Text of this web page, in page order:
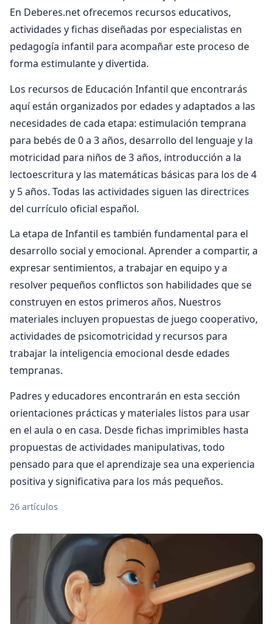
En Deberes.net ofrecemos recursos educativos,
actividades y fichas diseñadas por especialistas en
pedagogía infantil para acompañar este proceso de
forma estimulante y divertida.
Los recursos de Educación Infantil que encontrarás
aquí están organizados por edades y adaptados a las
necesidades de cada etapa: estimulación temprana
para bebés de 0 a 3 años, desarrollo del lenguaje y la
motricidad para niños de 3 años, introducción a la
lectoescritura y las matemáticas básicas para los de 4
y 5 años. Todas las actividades siguen las directrices
del currículo oficial español.
La etapa de Infantil es también fundamental para el
desarrollo social y emocional. Aprender a compartir, a
expresar sentimientos, a trabajar en equipo y a
resolver pequeños conflictos son habilidades que se
construyen en estos primeros años. Nuestros
materiales incluyen propuestas de juego cooperativo,
actividades de psicomotricidad y recursos para
trabajar la inteligencia emocional desde edades
tempranas.
Padres y educadores encontrarán en esta sección
orientaciones prácticas y materiales listos para usar
en el aula o en casa. Desde fichas imprimibles hasta
propuestas de actividades manipulativas, todo
pensado para que el aprendizaje sea una experiencia
positiva y significativa para los más pequeños.
26 artículos